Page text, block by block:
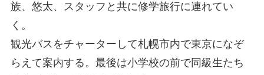
族、悠太、スタッフと共に修学旅行に連れてい
く。
観光バスをチャーターして札幌市内で東京になぞ
らえて案内する。最後は小学校の前で同級生たち